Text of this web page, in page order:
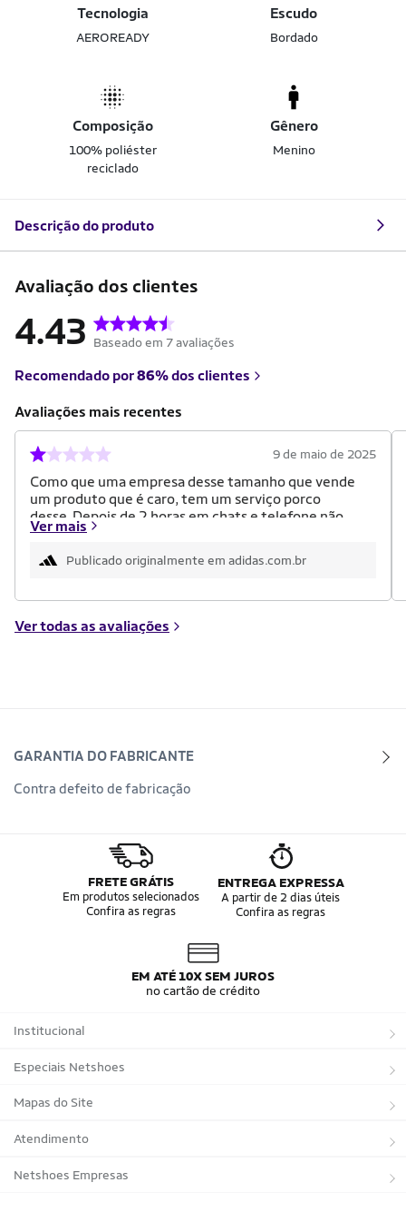
Tecnologia
AEROREADY
Escudo
Bordado
Composição
100% poliéster
reciclado
Gênero
Menino
Descrição do produto
Avaliação dos clientes
4.43 Baseado em 7 avaliações
Recomendado por86%dos clientes
Avaliações mais recentes
9 de maio de 2025
Como que uma empresa desse tamanho que vende
um produto que é caro, tem um serviço porco
desse. Depois de 2 horas em chats e telefone não
consigo pedir trocar a camisa do meu Filho que pedi
para enviar um formulário que tem mais 48 horas
simplesmente ridículo.
Ver mais
Publicado originalmente em adidas.com.br
Ver todas as avaliações
GARANTIA DO FABRICANTE
Contra defeito de fabricação
FRETE GRÁTIS
Em produtos selecionados
Confira as regras
ENTREGA EXPRESSA
A partir de 2 dias úteis
Confira as regras
EM ATÉ 10X SEM JUROS
no cartão de crédito
Institucional
Sobre a Netshoes
Política de Privacidade
Programa de Afiliados
Regulamentos
Especiais Netshoes
Suplementos
Corrida
Bicicletas
Mapas do Site
Marcas
Tipos de Produtos
Atendimento
Trocas e devoluções
Netshoes Empresas